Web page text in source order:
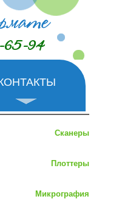
94
Сканеры
Плоттеры
Микрография